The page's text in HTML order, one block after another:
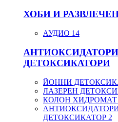
ХОБИ И
АУДИО 14
ДЕТОКСИКАТОРИ
ЙОННИ
ЛАЗЕРЕН
КОЛОН ХИДРОМАТ
ДЕТОКСИКАТОР 2